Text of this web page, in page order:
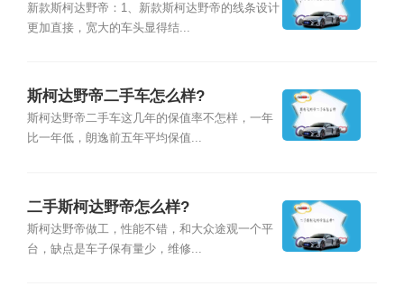
新款斯柯达野帝：1、新款斯柯达野帝的线条设计
更加直接，宽大的车头显得结...
斯柯达野帝二手车怎么样?
斯柯达野帝二手车这几年的保值率不怎样，一年
比一年低，朗逸前五年平均保值...
二手斯柯达野帝怎么样?
斯柯达野帝做工，性能不错，和大众途观一个平
台，缺点是车子保有量少，维修...